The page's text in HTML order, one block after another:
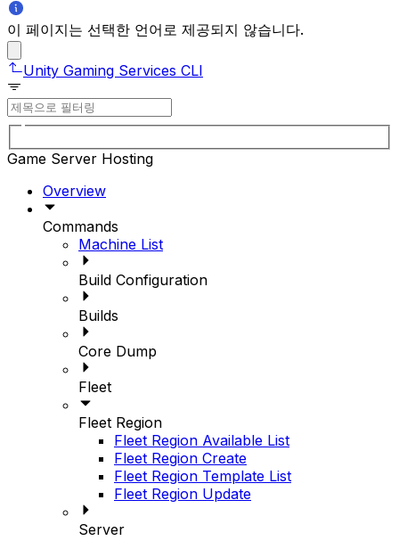
이 페이지는 선택한 언어로 제공되지 않습니다.
Unity Gaming Services CLI
Game Server Hosting
Overview
Commands
Machine List
Build Configuration
Builds
Core Dump
Fleet
Fleet Region
Fleet Region Available List
Fleet Region Create
Fleet Region Template List
Fleet Region Update
Server